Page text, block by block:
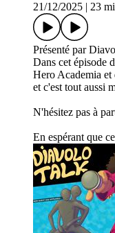
21/12/2025
23
Présenté par
Dans cet épisode
Hero Academia et
et c'est tout aussi
N'hésitez pas à
En espérant que